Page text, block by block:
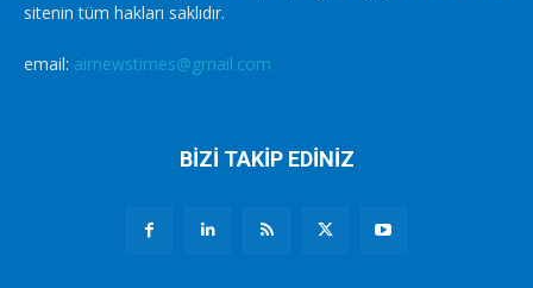
sitenin tüm hakları saklıdır.
email: airnewstimes@gmail.com
BİZİ TAKİP EDİNİZ